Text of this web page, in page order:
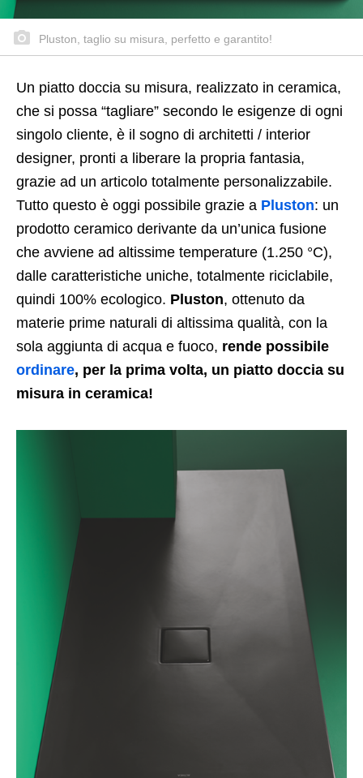
Pluston, taglio su misura, perfetto e garantito!
Un piatto doccia su misura, realizzato in ceramica,
che si possa “tagliare” secondo le esigenze di ogni
singolo cliente, è il sogno di architetti / interior
designer, pronti a liberare la propria fantasia,
grazie ad un articolo totalmente personalizzabile.
Tutto questo è oggi possibile grazie a Pluston: un
prodotto ceramico derivante da un’unica fusione
che avviene ad altissime temperature (1.250 °C),
dalle caratteristiche uniche, totalmente riciclabile,
quindi 100% ecologico. Pluston, ottenuto da
materie prime naturali di altissima qualità, con la
sola aggiunta di acqua e fuoco, rende possibile
ordinare, per la prima volta, un piatto doccia su
misura in ceramica!